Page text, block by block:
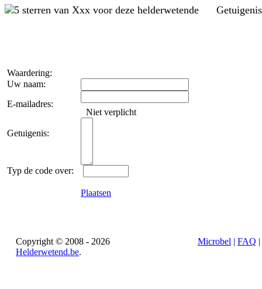
Waardering:
Uw naam:
E-mailadres:
Niet verplicht
Getuigenis:
Typ de code over:
Plaatsen
Copyright © 2008 - 2026
Helderwetend.be.
Microbel | FAQ |